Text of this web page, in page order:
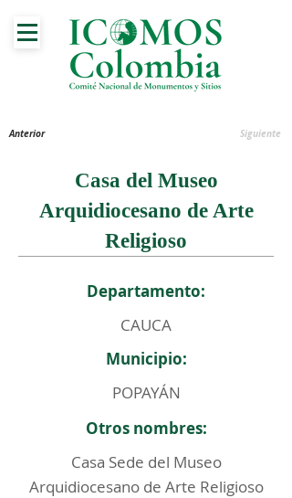
Anterior Siguiente
Casa del Museo
Arquidiocesano de Arte
Religioso
Departamento:
CAUCA
Municipio:
POPAYÁN
Otros nombres:
Casa Sede del Museo
Arquidiocesano de Arte Religioso